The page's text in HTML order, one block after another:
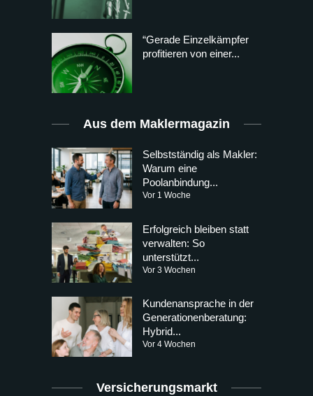
“Gerade Einzelkämpfer
profitieren von einer...
Aus dem Maklermagazin
Selbstständig als Makler:
Warum eine
Poolanbindung...
Vor 1 Woche
Erfolgreich bleiben statt
verwalten: So
unterstützt...
Vor 3 Wochen
Kundenansprache in der
Generationenberatung:
Hybrid...
Vor 4 Wochen
Versicherungsmarkt